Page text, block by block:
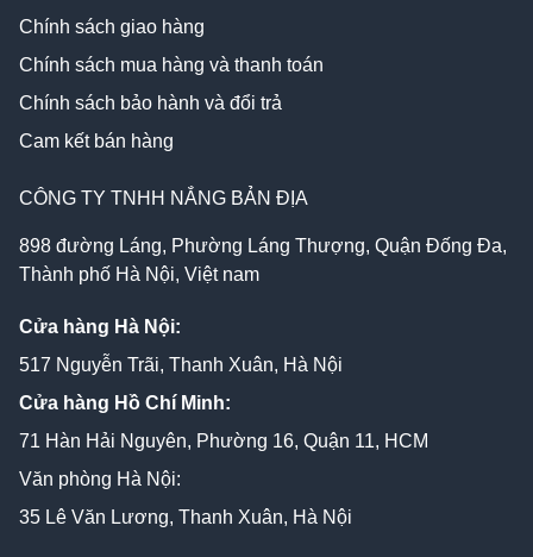
CÔNG TY TNHH NẮNG BẢN ĐỊA
898 đường Láng, Phường Láng Thượng, Quận Đống Đa,
Thành phố Hà Nội, Việt nam
Cửa hàng Hà Nội:
517 Nguyễn Trãi, Thanh Xuân, Hà Nội
Cửa hàng Hồ Chí Minh:
71 Hàn Hải Nguyên, Phường 16, Quận 11, HCM
Văn phòng Hà Nội:
35 Lê Văn Lương, Thanh Xuân, Hà Nội
Chính sách giao hàng
Chính sách mua hàng và thanh toán
Chính sách bảo hành và đổi trả
Cam kết bán hàng